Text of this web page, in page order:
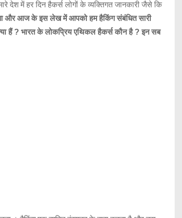
में हर दिन हैकर्स लोगों के व्यक्तिगत जानकारी जैसे कि
और आज के इस लेख में आपको हम हैकिंग संबंधित सारी
हैं ? भारत के लोकप्रिय एथिकल हैकर्स कौन है ? इन सब